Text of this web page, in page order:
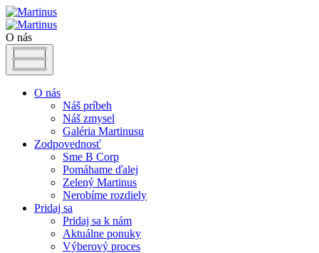
O nás
O nás
Náš príbeh
Náš zmysel
Galéria Martinusu
Zodpovednosť
Sme B Corp
Pomáhame ďalej
Zelený Martinus
Nerobíme rozdiely
Pridaj sa
Pridaj sa k nám
Aktuálne ponuky
Výberový proces